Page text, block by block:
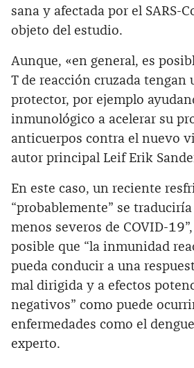
sana y afectada por el SARS-
objeto del estudio.
Aunque, «en general, es
T de reacción cruzada tengan
protector, por ejemplo
inmunológico a acelerar su
anticuerpos contra el nuevo
autor principal Leif Erik
En este caso, un reciente
“probablemente” se
menos severos de COVID-
posible que “la inmunidad
pueda conducir a una
mal dirigida y a efectos
negativos” como puede
enfermedades como el
experto.